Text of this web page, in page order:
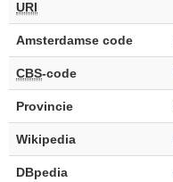
URI
Amsterdamse code
CBS-code
Provincie
Wikipedia
DBpedia